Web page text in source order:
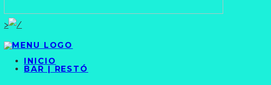
>
INICIO
BAR | RESTÓ